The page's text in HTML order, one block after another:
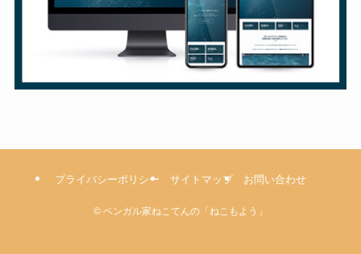
プライバシーポリシー サイトマップ お問い合わせ
© ベンガル家ねこてんの「ねこもよう」